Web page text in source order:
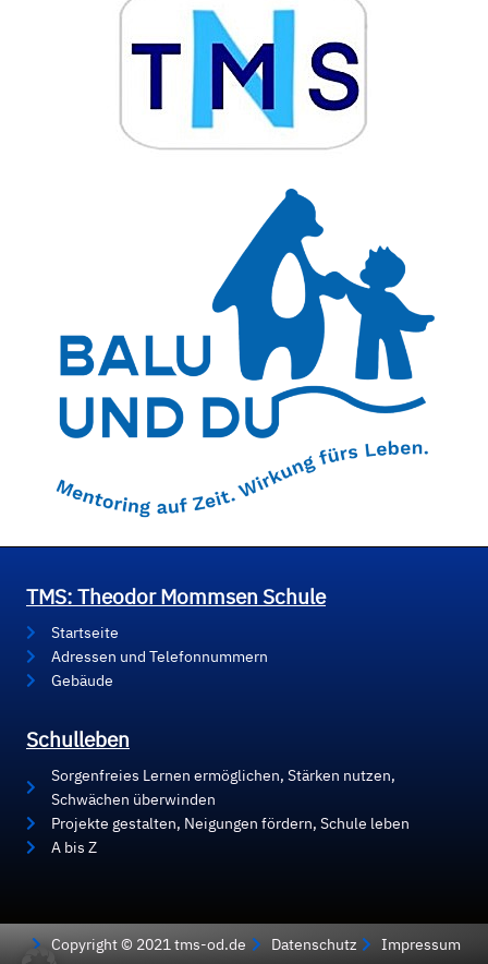
TMS: Theodor Mommsen Schule
Startseite
Adressen und Telefonnummern
Gebäude
Schulleben
Sorgenfreies Lernen ermöglichen, Stärken nutzen,
Schwächen überwinden
Projekte gestalten, Neigungen fördern, Schule leben
A bis Z
Copyright © 2021 tms-od.de Datenschutz Impressum